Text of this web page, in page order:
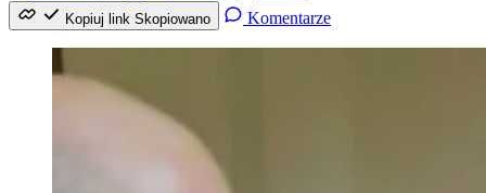
Kopiuj link Skopiowano Komentarze